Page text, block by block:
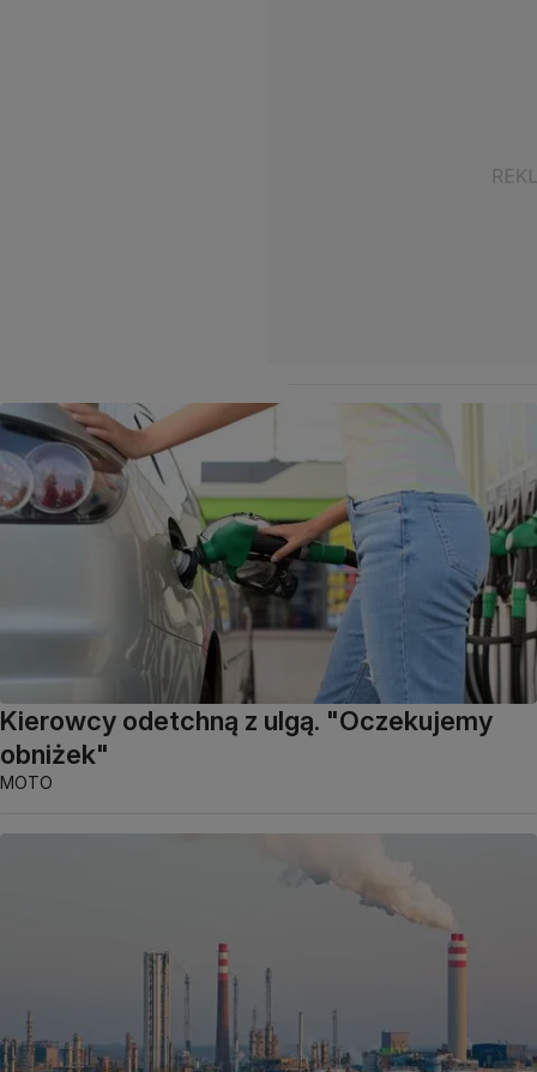
Kierowcy odetchną z ulgą. "Oczekujemy
obniżek"
MOTO